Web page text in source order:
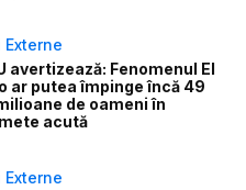
Externe
avertizează: Fenomenul El
ar putea împinge încă 49
de oameni în
acută
Externe